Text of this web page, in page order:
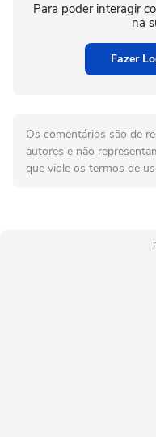
Para poder interagir
na
Fazer
Os comentários são de
autores e não
que viole os termos de